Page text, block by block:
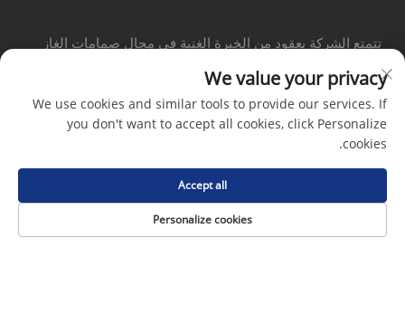
تتمتع الشركة بعقود من الخبرة الغنية في مجال صمامات الغاز
الجيل الخامس والطاقة الجديدة والأتمتة
فئة المنتج
معلومات الاتصال
We value your privacy
We use cookies and similar tools to provide our services. If
you don't want to accept all cookies, click Personalize
cookies.
Personalize cookies
Accept all